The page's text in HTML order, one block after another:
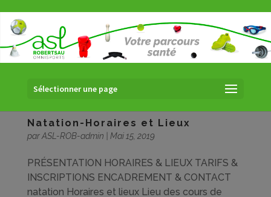
Sélectionner une page
Natation-Horaires et Lieux
parASL-ROB-admin Mai 15, 2019
PRÉSENTATION HORAIRES & LIEUX TARIFS &
INSCRIPTIONS ENCADREMENT & CONTACT
natation Horaires et lieux Lieu des cours de